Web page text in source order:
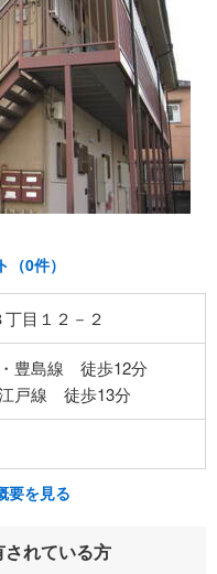
（0件）
目１２－２
豊島線 徒歩12分
戸線 徒歩13分
要を見る
れている方